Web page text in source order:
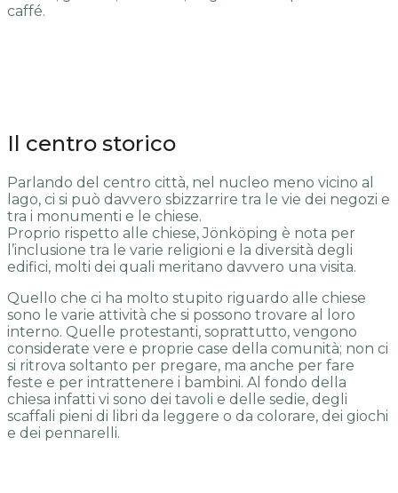
caffé.
Il centro storico
Parlando del centro città, nel nucleo meno vicino al
lago, ci si può davvero sbizzarrire tra le vie dei negozi e
tra i monumenti e le chiese.
Proprio rispetto alle chiese, Jönköping è nota per
l’inclusione tra le varie religioni e la diversità degli
edifici, molti dei quali meritano davvero una visita.
Quello che ci ha molto stupito riguardo alle chiese
sono le varie attività che si possono trovare al loro
interno. Quelle protestanti, soprattutto, vengono
considerate vere e proprie case della comunità; non ci
si ritrova soltanto per pregare, ma anche per fare
feste e per intrattenere i bambini. Al fondo della
chiesa infatti vi sono dei tavoli e delle sedie, degli
scaffali pieni di libri da leggere o da colorare, dei giochi
e dei pennarelli.